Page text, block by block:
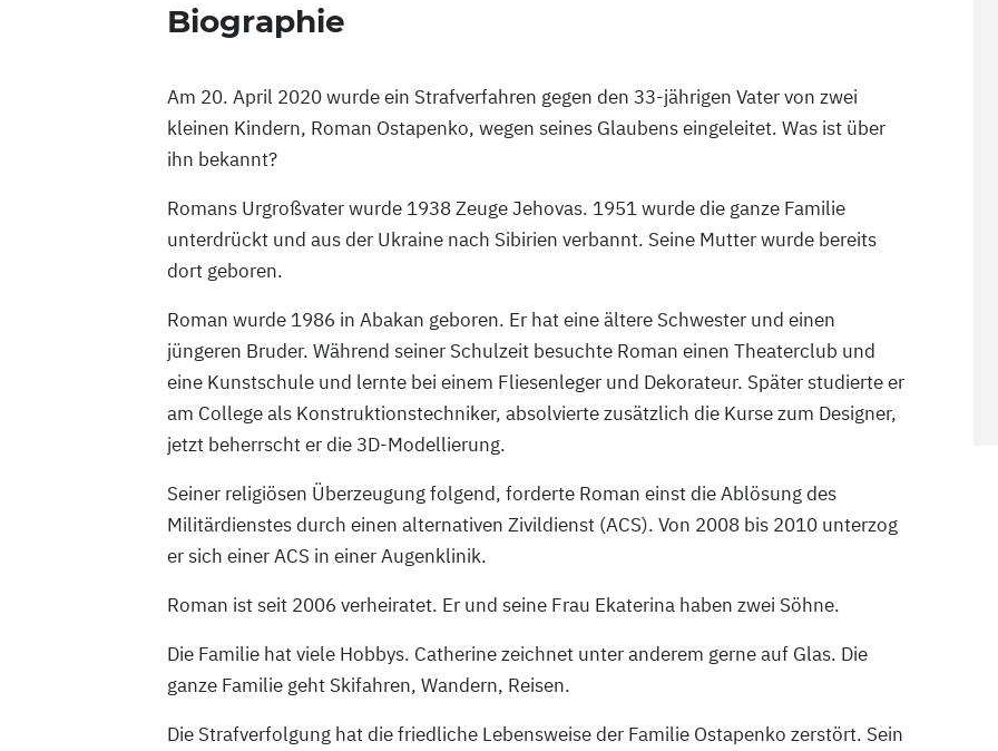
Biographie
Am 20. April 2020 wurde ein Strafverfahren gegen den 33-jährigen Vater von zwei
kleinen Kindern, Roman Ostapenko, wegen seines Glaubens eingeleitet. Was ist über
ihn bekannt?
Romans Urgroßvater wurde 1938 Zeuge Jehovas. 1951 wurde die ganze Familie
unterdrückt und aus der Ukraine nach Sibirien verbannt. Seine Mutter wurde bereits
dort geboren.
Roman wurde 1986 in Abakan geboren. Er hat eine ältere Schwester und einen
jüngeren Bruder. Während seiner Schulzeit besuchte Roman einen Theaterclub und
eine Kunstschule und lernte bei einem Fliesenleger und Dekorateur. Später studierte er
am College als Konstruktionstechniker, absolvierte zusätzlich die Kurse zum Designer,
jetzt beherrscht er die 3D-Modellierung.
Seiner religiösen Überzeugung folgend, forderte Roman einst die Ablösung des
Militärdienstes durch einen alternativen Zivildienst (ACS). Von 2008 bis 2010 unterzog
er sich einer ACS in einer Augenklinik.
Roman ist seit 2006 verheiratet. Er und seine Frau Ekaterina haben zwei Söhne.
Die Familie hat viele Hobbys. Catherine zeichnet unter anderem gerne auf Glas. Die
ganze Familie geht Skifahren, Wandern, Reisen.
Die Strafverfolgung hat die friedliche Lebensweise der Familie Ostapenko zerstört. Sein